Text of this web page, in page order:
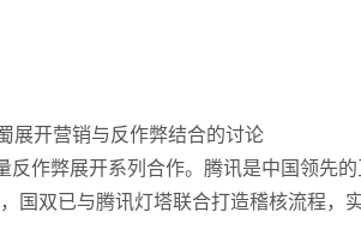
展开营销与反作弊结合的讨论
反作弊展开系列合作。腾讯是中国领先
国双已与腾讯灯塔联合打造稽核流程，